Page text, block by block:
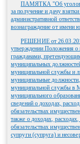
ПАМЯТКА "Об
за получение и дачу
административной
вознаграждение от имени
РЕШЕНИЕ от
утверждении Положения о
гражданами,
муниципальных
муниципальной службы и
муниципальные
муниципальной службы в
муниципального
сведений о доходах,
обязательствах
также о доходах,
обязательствах
супруги (супруга) и